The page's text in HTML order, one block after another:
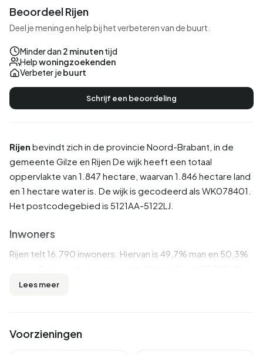
Rijen bevindt zich in de provincie Noord-Brabant , in de
gemeente Gilze en Rijen De wijk heeft een totaal
oppervlakte van 1.847 hectare, waarvan 1.846 hectare land
en 1 hectare water is. De wijk is gecodeerd als WK078401.
Het postcodegebied is 5121AA-5122LJ.
Inwoners
Rijen telt 16.790 inwoners. Hiervan is 49,7% man en 50,3%
overige leeftijden zijn 23,6% voor '25 tot 45 jaar', 22,8%
verweduwd. 13.130 inwoners komen uit Nederland, 1.290
Lees meer
Voorzieningen
Beoordeel Rijen
Deel je mening en help bij het verbeteren van de buurt.
Minder dan 2 minutentijd
Helpwoningzoekenden
Verbeter jebuurt
Schrijf een beoordeling